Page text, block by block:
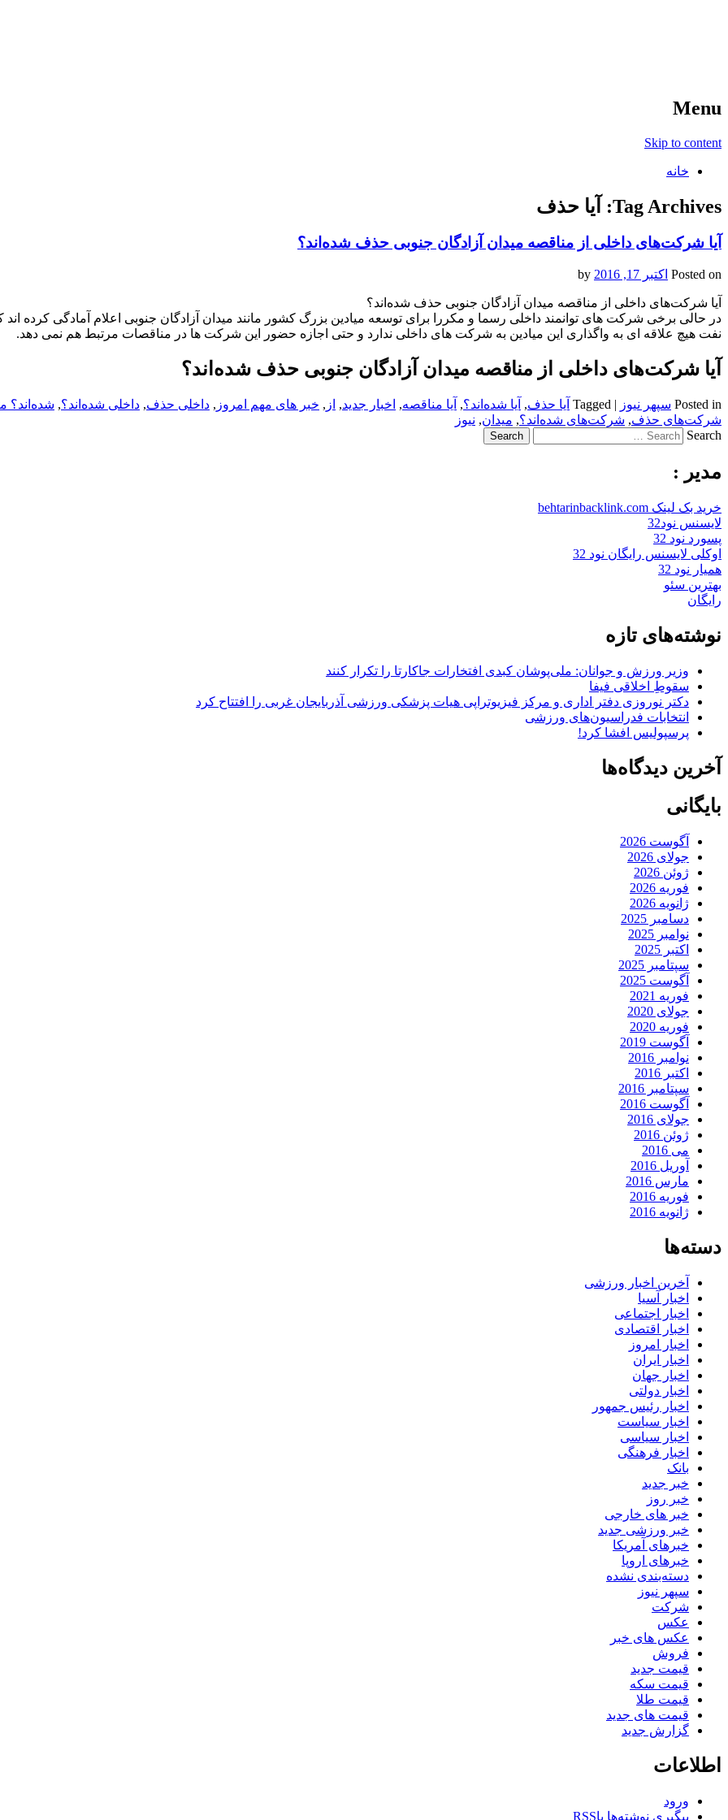
Menu
Skip to content
خانه
Tag Archives: آیا حذف
آیا شرکت‌های داخلی از مناقصه میدان آزادگان جنوبی حذف شده‌اند؟
Posted on اکتبر 17, 2016
آیا شرکت‌های داخلی از مناقصه میدان آزادگان جنوبی حذف شده‌اند؟
در حالی برخی شرکت های توانمند داخلی رسما و مکررا برای توسعه میادین بزرگ کشور مانند میدان آزادگان جنوبی اعلام آمادگی کرده اند
نفت هیچ علاقه ای به واگذاری این میادین به شرکت های داخلی ندارد و حتی اجازه حضور این شرکت ها در مناقصات مرتبط هم نمی دهد.
آیا شرکت‌های داخلی از مناقصه میدان آزادگان جنوبی حذف شده‌اند؟
Posted in سپهر نیوز |
Tagged آیا حذف, آیا شده‌اند؟, آیا مناقصه, اخبار جدید, از , خبر های مهم امروز , داخلی حذف, داخلی شده‌اند؟, شده‌اند؟
شرکت‌های حذف, شرکت‌های شده‌اند؟, میدان, نیوز
Search
مدیر :
خرید بک لینک behtarinbacklink.com
لایسنس نود32
پسورد نود 32
اوکلی لایسنس رایگان نود 32
همیار نود 32
بهترین سئو
رایگان
نوشته‌های تازه
وزیر ورزش و جوانان: ملی‌پوشان کبدی افتخارات جاکارتا را تکرار کنند
سقوطِ اخلاقی فیفا
دکتر نوروزی دفتر اداری و مرکز فیزیوتراپی هیات پزشکی ورزشی آذربایجان غربی را افتتاح کرد
انتخابات فدراسیون‌های ورزشی
پرسپولیس افشا کرد!
آخرین دیدگاه‌ها
بایگانی
آگوست 2026
جولای 2026
ژوئن 2026
فوریه 2026
ژانویه 2026
دسامبر 2025
نوامبر 2025
اکتبر 2025
سپتامبر 2025
آگوست 2025
فوریه 2021
جولای 2020
فوریه 2020
آگوست 2019
نوامبر 2016
اکتبر 2016
سپتامبر 2016
آگوست 2016
جولای 2016
ژوئن 2016
می 2016
آوریل 2016
مارس 2016
فوریه 2016
ژانویه 2016
دسته‌ها
آخرین اخبار ورزشی
اخبار آسیا
اخبار اجتماعی
اخبار اقتصادی
اخبار امروز
اخبار ایران
اخبار جهان
اخبار دولتی
اخبار رئیس جمهور
اخبار سیاست
اخبار سیاسی
اخبار فرهنگی
بانک
خبر جدید
خبر روز
خبر های خارجی
خبر ورزشی جدید
خبرهای آمریکا
خبرهای اروپا
دسته‌بندی نشده
سپهر نیوز
شرکت
عکس
عکس های خبر
فروش
قیمت جدید
قیمت سکه
قیمت طلا
قیمت های جدید
گزارش جدید
اطلاعات
ورود
پیگیری نوشته‌ها باRSS